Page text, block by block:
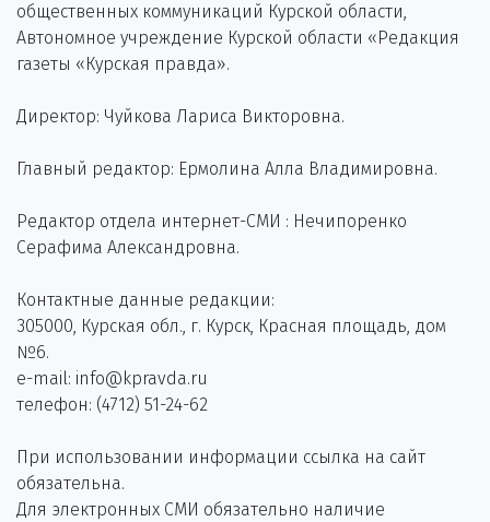
общественных коммуникаций Курской области,
Автономное учреждение Курской области «Редакция
газеты «Курская правда».
Директор: Чуйкова Лариса Викторовна.
Главный редактор: Ермолина Алла Владимировна.
Редактор отдела интернет-СМИ : Нечипоренко
Серафима Александровна.
Контактные данные редакции:
305000, Курская обл., г. Курск, Красная площадь, дом
№6.
e-mail: info@kpravda.ru
телефон: (4712) 51-24-62
При использовании информации ссылка на сайт
обязательна.
Для электронных СМИ обязательно наличие